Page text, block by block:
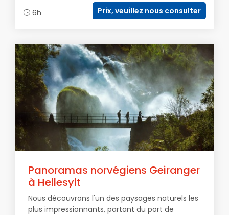
6h Prix, veuillez nous consulter
Panoramas norvégiens Geiranger
à Hellesylt
Nous découvrons l'un des paysages naturels les
plus impressionnants, partant du port de